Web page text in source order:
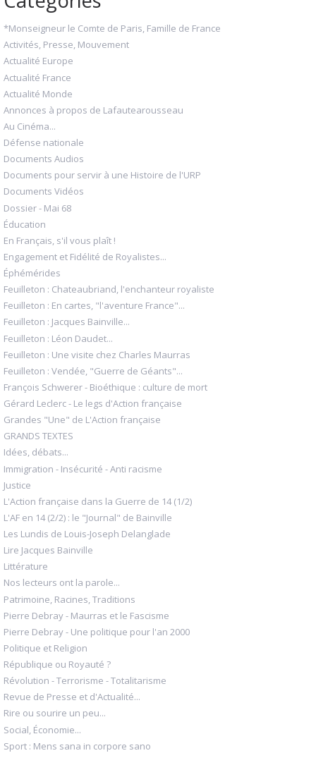
*Monseigneur le Comte de Paris, Famille de France
Activités, Presse, Mouvement
Actualité Europe
Actualité France
Actualité Monde
Annonces à propos de Lafautearousseau
Au Cinéma...
Défense nationale
Documents Audios
Documents pour servir à une Histoire de l'URP
Documents Vidéos
Dossier - Mai 68
Éducation
En Français, s'il vous plaît !
Engagement et Fidélité de Royalistes...
Éphémérides
Feuilleton : Chateaubriand, l'enchanteur royaliste
Feuilleton : En cartes, "l'aventure France"...
Feuilleton : Jacques Bainville...
Feuilleton : Léon Daudet...
Feuilleton : Une visite chez Charles Maurras
Feuilleton : Vendée, "Guerre de Géants"...
François Schwerer - Bioéthique : culture de mort
Gérard Leclerc - Le legs d'Action française
Grandes "Une" de L'Action française
GRANDS TEXTES
Idées, débats...
Immigration - Insécurité - Anti racisme
Justice
L'Action française dans la Guerre de 14 (1/2)
L'AF en 14 (2/2) : le "Journal" de Bainville
Les Lundis de Louis-Joseph Delanglade
Lire Jacques Bainville
Littérature
Nos lecteurs ont la parole...
Patrimoine, Racines, Traditions
Pierre Debray - Maurras et le Fascisme
Pierre Debray - Une politique pour l'an 2000
Politique et Religion
République ou Royauté ?
Révolution - Terrorisme - Totalitarisme
Revue de Presse et d'Actualité...
Rire ou sourire un peu...
Social, Économie...
Sport : Mens sana in corpore sano